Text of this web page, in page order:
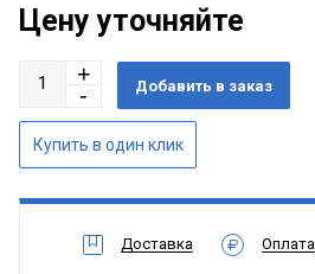
Цену уточняйте
Доставка Оплата